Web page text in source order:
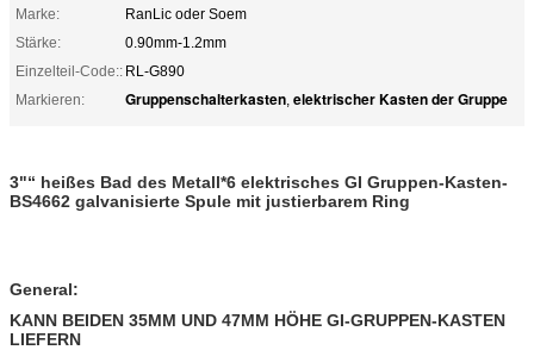
Marke:
RanLic oder Soem
Stärke:
0.90mm-1.2mm
Einzelteil-Code:: RL-G890
Markieren:
Gruppenschalterkasten, elektrischer Kasten der Gruppe
3"“ heißes Bad des Metall*6 elektrisches GI Gruppen-Kasten-
BS4662 galvanisierte Spule mit justierbarem Ring
General:
KANN BEIDEN 35MM UND 47MM HÖHE GI-GRUPPEN-KASTEN
LIEFERN